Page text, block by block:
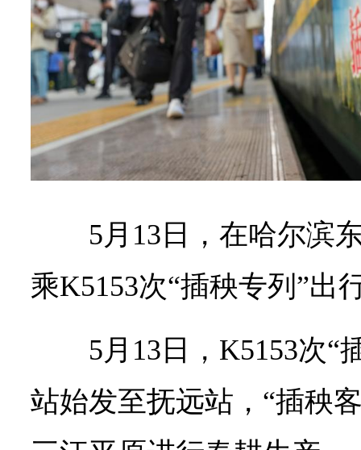
5月13日，在哈尔滨
乘K5153次“插秧专列”出
5月13日，K5153次“
站始发至抚远站，“插秧